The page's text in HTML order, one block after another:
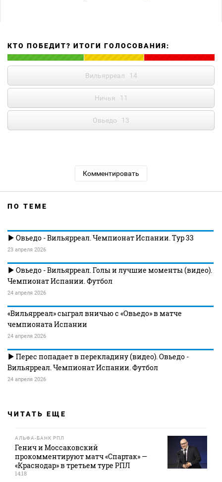
КТО ПОБЕДИТ? ИТОГИ ГОЛОСОВАНИЯ:
Вильярреал 14
Ничья 11
Овьедо 13
Комментировать
ПО ТЕМЕ
Овьедо - Вильярреал. Чемпионат Испании. Тур 33
23 апреля 2026
Овьедо - Вильярреал. Голы и лучшие моменты (видео).
Чемпионат Испании. Футбол
24 апреля 2026
«Вильярреал» сыграл вничью с «Овьедо» в матче
чемпионата Испании
24 апреля 2026
Перес попадает в перекладину (видео). Овьедо -
Вильярреал. Чемпионат Испании. Футбол
24 апреля 2026
ЧИТАТЬ ЕЩЕ
АЛЬФА-БАНК РПЛ
Генич и Моссаковский
прокомментируют матч «Спартак» —
«Краснодар» в третьем туре РПЛ
14:18